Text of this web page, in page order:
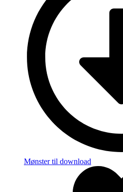
Mønster til download